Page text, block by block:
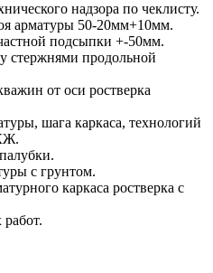
надзора по чеклисту.
арматуры 50-20мм+10мм.
подсыпки +-50мм.
стержнями продольной
от оси ростверка
шага каркаса, технологий
с грунтом.
каркаса ростверка с